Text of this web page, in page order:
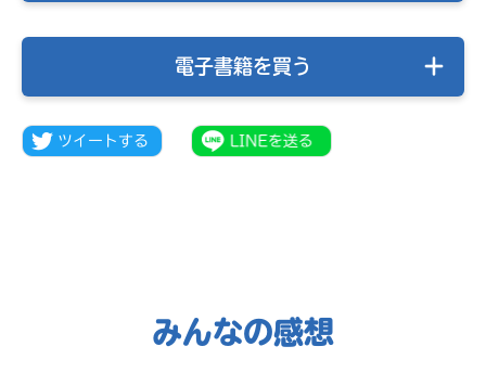
電子書籍を買う
みんなの感想